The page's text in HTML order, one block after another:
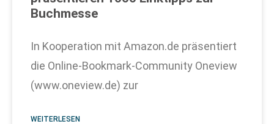
Buchmesse
In Kooperation mit Amazon.de präsentiert
die Online-Bookmark-Community Oneview
(www.oneview.de) zur
WEITERLESEN